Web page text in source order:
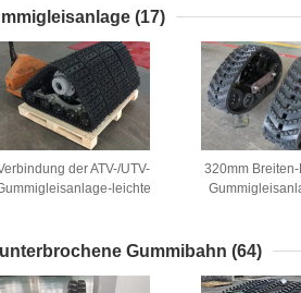
(17)
der ATV-/UTV-
leichte
320mm
Gummibahn (64)